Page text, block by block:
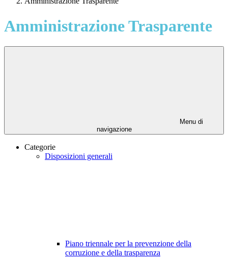
Amministrazione Trasparente
Menu di
navigazione
Categorie
Disposizioni generali
Piano triennale per la prevenzione della
corruzione e della trasparenza